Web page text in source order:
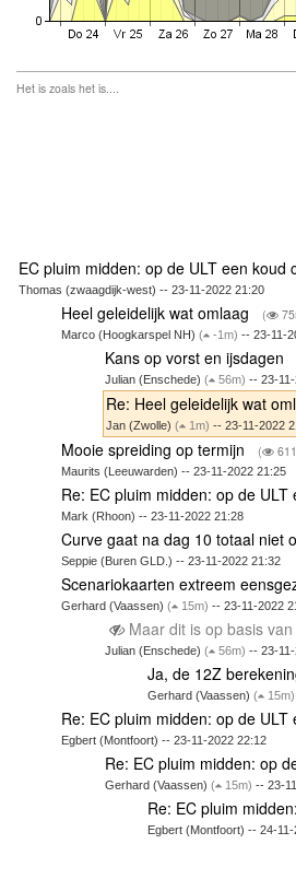
Het is zoals het is....
EC pluim midden: op de ULT een koud
Thomas (zwaagdijk-west) -- 23-11-2022 21:20
Heel geleidelijk wat omlaag (
Marco (Hoogkarspel NH)( -1m) -- 23-11-
Kans op vorst en ijsdagen
Julian (Enschede) ( 56m) -- 23-
Re: Heel geleidelijk wat
Jan (Zwolle) ( 1m) -- 23-11-2022
Mooie spreiding op termijn (
Maurits (Leeuwarden) -- 23-11-2022 21:25
Re: EC pluim midden: op de ULT
Mark (Rhoon) -- 23-11-2022 21:28
Curve gaat na dag 10 totaal niet
Seppie (Buren GLD.) -- 23-11-2022 21:32
Scenariokaarten extreem
Gerhard (Vaassen)( 15m) -- 23-11-2022
Maar dit is op basis van
Julian (Enschede) ( 56m) -- 23-
Ja, de 12Z
Gerhard (Vaassen)( 15m)
Re: EC pluim midden: op de ULT
Egbert (Montfoort) -- 23-11-2022 22:12
Re: EC pluim midden: op
Gerhard (Vaassen) ( 15m) -- 23-
Re: EC pluim
Egbert (Montfoort) -- 24-